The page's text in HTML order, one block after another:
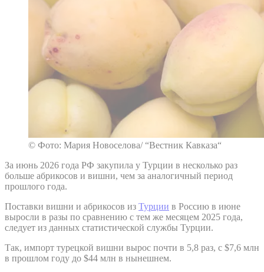
© Фото: Мария Новоселова/ “Вестник Кавказа“
За июнь 2026 года РФ закупила у Турции в несколько раз
больше абрикосов и вишни, чем за аналогичный период
прошлого года.
Поставки вишни и абрикосов из Турции в Россию в июне
выросли в разы по сравнению с тем же месяцем 2025 года,
следует из данных статистической службы Турции.
Так, импорт турецкой вишни вырос почти в 5,8 раз, с $7,6 млн
в прошлом году до $44 млн в нынешнем.